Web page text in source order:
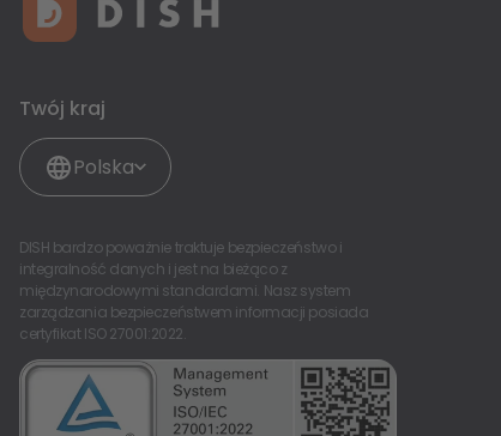
Twój kraj
Polska
DISH bardzo poważnie traktuje bezpieczeństwo i
integralność danych i jest na bieżąco z
międzynarodowymi standardami. Nasz system
zarządzania bezpieczeństwem informacji posiada
certyfikat ISO 27001:2022.